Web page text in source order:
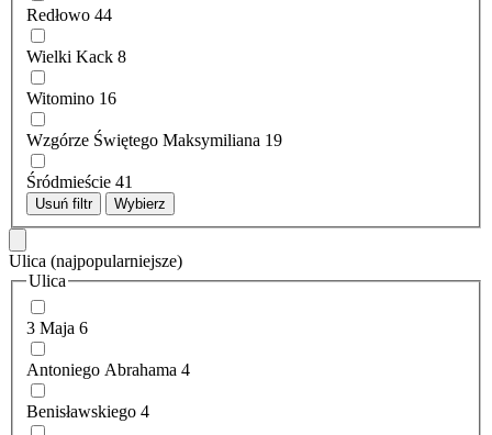
Redłowo 44
Wielki Kack 8
Witomino 16
Wzgórze Świętego Maksymiliana 19
Śródmieście 41
Usuń filtr Wybierz
Ulica (najpopularniejsze)
Ulica
3 Maja 6
Antoniego Abrahama 4
Benisławskiego 4